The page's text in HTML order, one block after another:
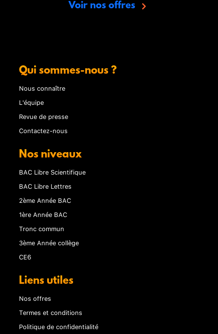
Voir nos offres
Qui sommes-nous ?
Nous connaître
L'équipe
Revue de presse
Contactez-nous
Nos niveaux
BAC Libre Scientifique
BAC Libre Lettres
2ème Année BAC
1ère Année BAC
Tronc commun
3ème Année collège
CE6
Liens utiles
Nos offres
Termes et conditions
Politique de confidentialité